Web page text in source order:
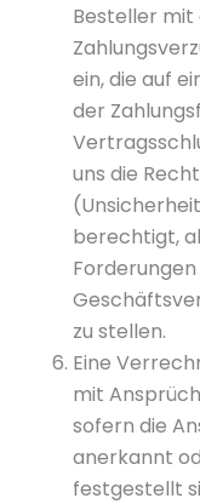
Besteller
ein, die auf
der
uns die
berechtigt,
zu stellen.
Eine
mit
sofern die
anerkannt
festgestellt